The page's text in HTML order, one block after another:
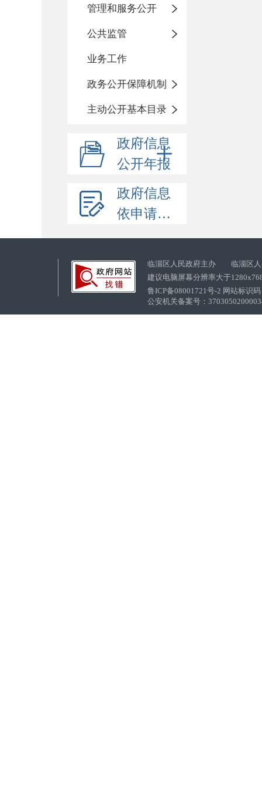
管理和服务公开
公共监管
业务工作
政务公开保障机制
主动公开基本目录
政府信息
公开年报
政府信息
依申请公开
临淄区人民政府主办 临淄区人
建议电脑屏幕分辨率大于
鲁ICP备08001721号-2 网站标识
公安机关备案号：